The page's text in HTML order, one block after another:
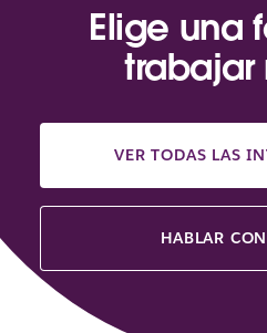
Elige una
trabajar
VER TODAS LAS
HABLAR